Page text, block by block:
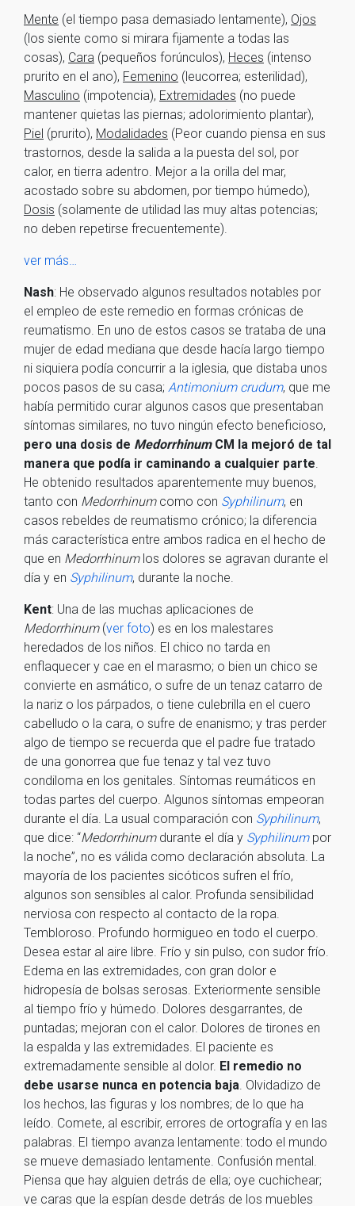
Mente (el tiempo pasa demasiado lentamente), Ojos
(los siente como si mirara fijamente a todas las
cosas), Cara (pequeños forúnculos), Heces (intenso
prurito en el ano), Femenino (leucorrea; esterilidad),
Masculino (impotencia), Extremidades (no puede
mantener quietas las piernas; adolorimiento plantar),
Piel (prurito), Modalidades (Peor cuando piensa en sus
trastornos, desde la salida a la puesta del sol, por
calor, en tierra adentro. Mejor a la orilla del mar,
acostado sobre su abdomen, por tiempo húmedo),
Dosis (solamente de utilidad las muy altas potencias;
no deben repetirse frecuentemente).
ver más…
Nash: He observado algunos resultados notables por
el empleo de este remedio en formas crónicas de
reumatismo. En uno de estos casos se trataba de una
mujer de edad mediana que desde hacía largo tiempo
ni siquiera podía concurrir a la iglesia, que distaba unos
pocos pasos de su casa; Antimonium crudum, que me
había permitido curar algunos casos que presentaban
síntomas similares, no tuvo ningún efecto beneficioso,
pero una dosis de MedorrhinumCM la mejoró de tal
manera que podía ir caminando a cualquier parte.
He obtenido resultados aparentemente muy buenos,
tanto con Medorrhinumcomo con Syphilinum, en
casos rebeldes de reumatismo crónico; la diferencia
más característica entre ambos radica en el hecho de
que en Medorrhinumlos dolores se agravan durante el
día y en Syphilinum, durante la noche.
Kent: Una de las muchas aplicaciones de
Medorrhinum(ver foto) es en los malestares
heredados de los niños. El chico no tarda en
enflaquecer y cae en el marasmo; o bien un chico se
convierte en asmático, o sufre de un tenaz catarro de
la nariz o los párpados, o tiene culebrilla en el cuero
cabelludo o la cara, o sufre de enanismo; y tras perder
algo de tiempo se recuerda que el padre fue tratado
de una gonorrea que fue tenaz y tal vez tuvo
condiloma en los genitales. Síntomas reumáticos en
todas partes del cuerpo. Algunos síntomas empeoran
durante el día. La usual comparación con Syphilinum,
que dice: “Medorrhinumdurante el día y Syphilinum por
la noche”, no es válida como declaración absoluta. La
mayoría de los pacientes sicóticos sufren el frío,
algunos son sensibles al calor. Profunda sensibilidad
nerviosa con respecto al contacto de la ropa.
Tembloroso. Profundo hormigueo en todo el cuerpo.
Desea estar al aire libre. Frío y sin pulso, con sudor frío.
Edema en las extremidades, con gran dolor e
hidropesía de bolsas serosas. Exteriormente sensible
al tiempo frío y húmedo. Dolores desgarrantes, de
puntadas; mejoran con el calor. Dolores de tirones en
la espalda y las extremidades. El paciente es
extremadamente sensible al dolor. El remedio no
debe usarse nunca en potencia baja. Olvidadizo de
los hechos, las figuras y los nombres; de lo que ha
leído. Comete, al escribir, errores de ortografía y en las
palabras. El tiempo avanza lentamente: todo el mundo
se mueve demasiado lentamente. Confusión mental.
Piensa que hay alguien detrás de ella; oye cuchichear;
ve caras que la espían desde detrás de los muebles